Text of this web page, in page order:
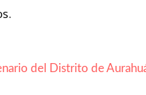
del Distrito de